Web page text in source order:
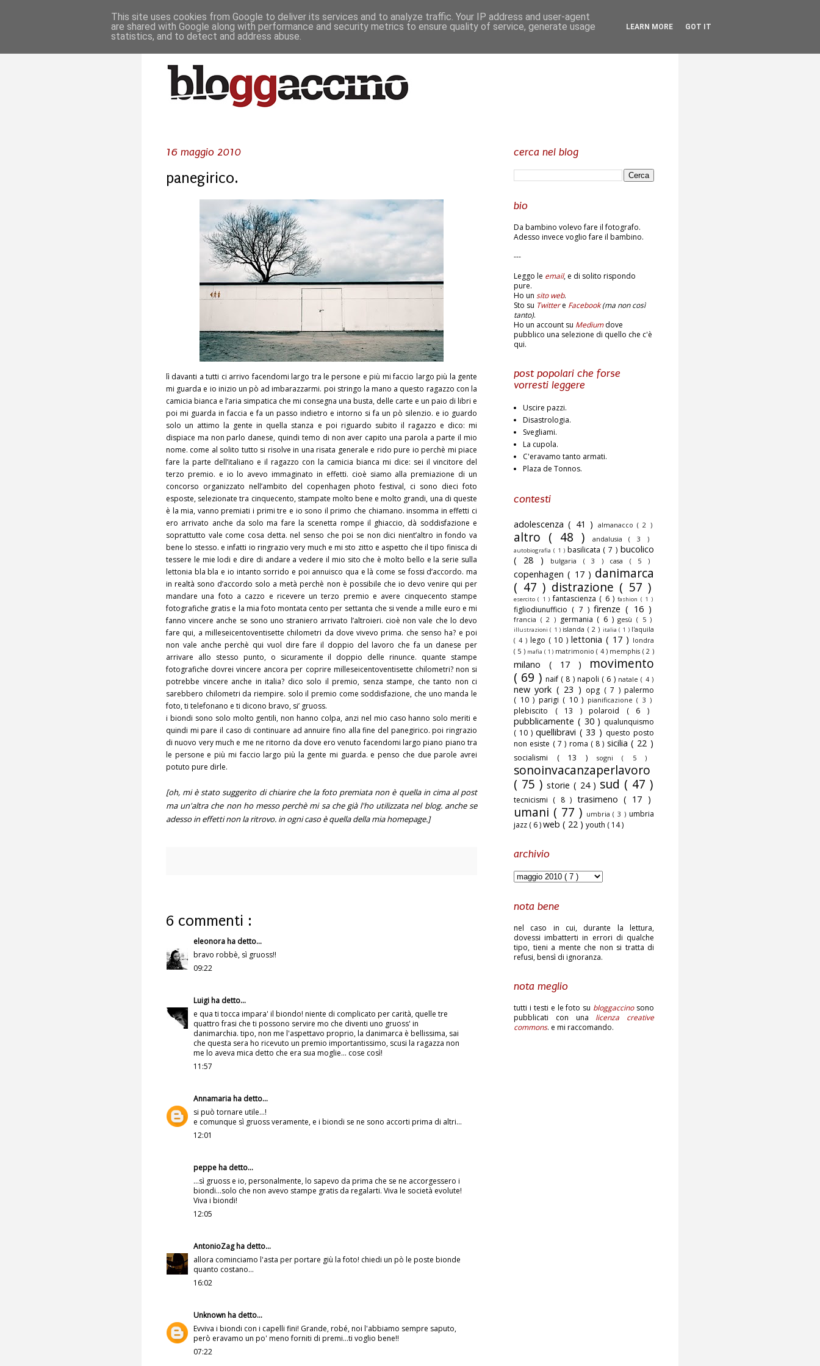
16 maggio 2010
panegirico.
lì davanti a tutti ci arrivo facendomi largo tra le persone e più mi faccio largo più la gente
mi guarda e io inizio un pò ad imbarazzarmi. poi stringo la mano a questo ragazzo con la
camicia bianca e l’aria simpatica che mi consegna una busta, delle carte e un paio di libri e
poi mi guarda in faccia e fa un passo indietro e intorno si fa un pò silenzio. e io guardo
solo un attimo la gente in quella stanza e poi riguardo subito il ragazzo e dico: mi
dispiace ma non parlo danese, quindi temo di non aver capito una parola a parte il mio
nome. come al solito tutto si risolve in una risata generale e rido pure io perchè mi piace
fare la parte dell’italiano e il ragazzo con la camicia bianca mi dice: sei il vincitore del
terzo premio. e io lo avevo immaginato in effetti. cioè siamo alla premiazione di un
concorso organizzato nell’ambito del copenhagen photo festival, ci sono dieci foto
esposte, selezionate tra cinquecento, stampate molto bene e molto grandi, una di queste
è la mia, vanno premiati i primi tre e io sono il primo che chiamano. insomma in effetti ci
ero arrivato anche da solo ma fare la scenetta rompe il ghiaccio, dà soddisfazione e
soprattutto vale come cosa detta. nel senso che poi se non dici nient’altro in fondo va
bene lo stesso. e infatti io ringrazio very much e mi sto zitto e aspetto che il tipo finisca di
tessere le mie lodi e dire di andare a vedere il mio sito che è molto bello e la serie sulla
lettonia bla bla e io intanto sorrido e poi annuisco qua e là come se fossi d’accordo. ma
in realtà sono d’accordo solo a metà perchè non è possibile che io devo venire qui per
mandare una foto a cazzo e ricevere un terzo premio e avere cinquecento stampe
fotografiche gratis e la mia foto montata cento per settanta che si vende a mille euro e mi
fanno vincere anche se sono uno straniero arrivato l’altroieri. cioè non vale che lo devo
fare qui, a milleseicentoventisette chilometri da dove vivevo prima. che senso ha? e poi
non vale anche perchè qui vuol dire fare il doppio del lavoro che fa un danese per
arrivare allo stesso punto, o sicuramente il doppio delle rinunce. quante stampe
fotografiche dovrei vincere ancora per coprire milleseicentoventisette chilometri? non si
potrebbe vincere anche in italia? dico solo il premio, senza stampe, che tanto non ci
sarebbero chilometri da riempire. solo il premio come soddisfazione, che uno manda le
foto, ti telefonano e ti dicono bravo, si’ gruoss.
i biondi sono solo molto gentili, non hanno colpa, anzi nel mio caso hanno solo meriti e
quindi mi pare il caso di continuare ad annuire fino alla fine del panegirico. poi ringrazio
di nuovo very much e me ne ritorno da dove ero venuto facendomi largo piano piano tra
le persone e più mi faccio largo più la gente mi guarda. e penso che due parole avrei
potuto pure dirle.
[oh, mi è stato suggerito di chiarire che la foto premiata non è quella in cima al post
ma un'altra che non ho messo perchè mi sa che già l'ho utilizzata nel blog. anche se
adesso in effetti non la ritrovo. in ogni caso è quella della miahomepage.]
6 commenti :
eleonora ha detto...
bravo robbè, sì gruoss!!
09:22
Luigi ha detto...
e qua ti tocca impara' il biondo! niente di complicato per carità, quelle tre
quattro frasi che ti possono servire mo che diventi uno gruoss' in
danimarchia. tipo, non me l'aspettavo proprio, la danimarca è bellissima, sai
che questa sera ho ricevuto un premio importantissimo, scusi la ragazza non
me lo aveva mica detto che era sua moglie... cose così!
11:57
Annamaria ha detto...
si può tornare utile...!
e comunque sì gruoss veramente, e i biondi se ne sono accorti prima di altri...
12:01
peppe ha detto...
...sì gruoss e io, personalmente, lo sapevo da prima che se ne accorgessero i
biondi...solo che non avevo stampe gratis da regalarti. Viva le società evolute!
Viva i biondi!
12:05
AntonioZagha detto...
allora cominciamo l'asta per portare giù la foto! chiedi un pò le poste bionde
quanto costano...
16:02
Unknown ha detto...
Evviva i biondi con i capelli fini! Grande, robé, noi l'abbiamo sempre saputo,
però eravamo un po' meno forniti di premi...ti voglio bene!!
07:22
cerca nel blog
bio
Da bambino volevo fare il fotografo.
Adesso invece voglio fare il bambino.
---
Leggo le email, e di solito rispondo
pure.
Ho un sito web.
Sto su Twitter e Facebook(ma non così
tanto).
Ho un account su Mediumdove
pubblico una selezione di quello che c'è
qui.
post popolari che forse
vorresti leggere
Uscire pazzi.
Disastrologia.
Svegliami.
La cupola.
C'eravamo tanto armati.
Plaza de Tonnos.
contesti
adolescenza( 41 ) almanacco ( 2 )
altro ( 48 ) andalusia( 3 )
autobiografia ( 1 ) basilicata ( 7 ) bucolico
( 28 )
bulgaria ( 3 ) casa ( 5 )
copenhagen( 17 ) danimarca
( 47 ) distrazione ( 57 )
esercito( 1 )fantascienza ( 6 )fashion ( 1 )
figliodiunufficio ( 7 ) firenze( 16 )
francia ( 2 ) germania ( 6 )gesù( 5 )
illustrazioni( 1 ) islanda ( 2 ) italia( 1 ) l'aquila
( 4 ) lego ( 10 ) lettonia ( 17 ) londra
( 5 ) mafia ( 1 ) matrimonio( 4 ) memphis ( 2 )
milano ( 17 )
movimento
( 69 ) naif ( 8 ) napoli ( 6 ) natale( 4 )
new york ( 23 ) opg ( 7 )palermo
( 10 ) parigi ( 10 ) pianificazione( 3 )
plebiscito ( 13 ) polaroid ( 6 )
pubblicamente ( 30 ) qualunquismo
( 10 ) quellibravi ( 33 ) questo posto
non esiste ( 7 ) roma ( 8 ) sicilia( 22 )
socialismi ( 13 ) sogni( 5 )
sonoinvacanzaperlavoro
( 75 ) storie ( 24 ) sud ( 47 )
tecnicismi ( 8 ) trasimeno ( 17 )
umani ( 77 ) umbria( 3 ) umbria
jazz ( 6 )web ( 22 ) youth ( 14 )
archivio
nota bene
nel caso in cui, durante la lettura,
dovessi imbatterti in errori di qualche
tipo, tieni a mente che non si tratta di
refusi, bensì di ignoranza.
nota meglio
tutti i testi e le foto su bloggaccinosono
pubblicati con una licenza creative
commons. e mi raccomando.
This site uses cookies from Google to deliver its services and to analyze traffic. Your IP address and user-agent
are shared with Google along with performance and security metrics to ensure quality of service, generate usage
statistics, and to detect and address abuse.
LEARN MORE GOT IT